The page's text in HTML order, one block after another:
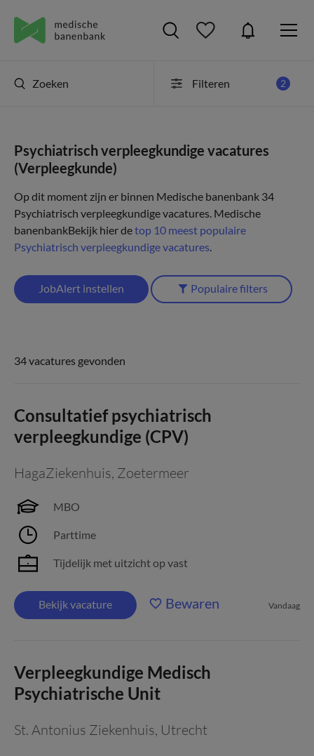
Zoeken Filteren 2
Psychiatrisch verpleegkundige vacatures
(Verpleegkunde)
Op dit moment zijn er binnen Medische banenbank 34
Psychiatrisch verpleegkundige vacatures. Medische
banenbankBekijk hier detop 10 meest populaire
Psychiatrisch verpleegkundige vacatures.
JobAlert instellen Populaire filters
34 vacatures gevonden
Consultatief psychiatrisch
verpleegkundige (CPV)
HagaZiekenhuis, Zoetermeer
MBO
Parttime
Tijdelijk met uitzicht op vast
Bekijk vacature Bewaren Vandaag
Verpleegkundige Medisch
Psychiatrische Unit
St. Antonius Ziekenhuis, Utrecht